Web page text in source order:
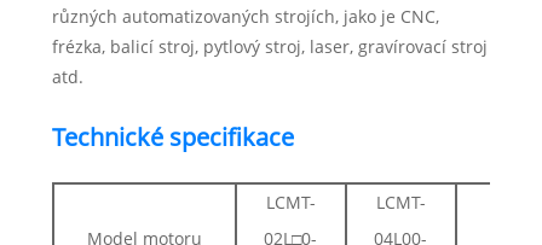
různých automatizovaných strojích, jako je CNC,
frézka, balicí stroj, pytlový stroj, laser, gravírovací stroj
atd.
Technické specifikace
Model motoru
LCMT-
02L□0-
LCMT-
04L00-